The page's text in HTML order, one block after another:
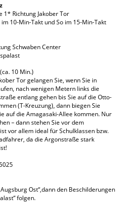
1* Richtung Jakober Tor
10-Min-Takt und So im 15-Min-Takt
Schwaben Center
10 Min.)
Tor gelangen Sie, wenn Sie in
nach wenigen Metern links die
entlang gehen bis Sie auf die Otto-
(T-Kreuzung), dann biegen Sie
auf die Amagasaki-Allee kommen. Nur
– dann stehen Sie vor dem
vor allem ideal für Schulklassen bzw.
da die Argonstraße stark
Ost“,dann den Beschilderungen
folgen.